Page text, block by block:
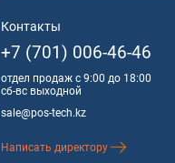
Контакты
+7 (701) 006-46-46
отдел продаж с 9:00 до 18:00
сб-вс выходной
sale@pos-tech.kz
Написать директору